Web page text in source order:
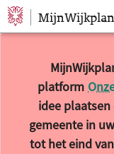
Sla navigatie over
MijnWijkplan
platform
idee
gemeente in
tot het eind